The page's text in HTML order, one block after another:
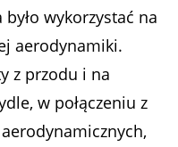
wykorzystać na
aerodynamiki.
z przodu i na
w połączeniu z